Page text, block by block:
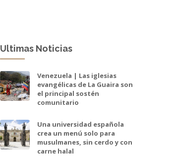
Ultimas Noticias
Venezuela | Las iglesias
evangélicas de La Guaira son
el principal sostén
comunitario
Una universidad española
crea un menú solo para
musulmanes, sin cerdo y con
carne halal